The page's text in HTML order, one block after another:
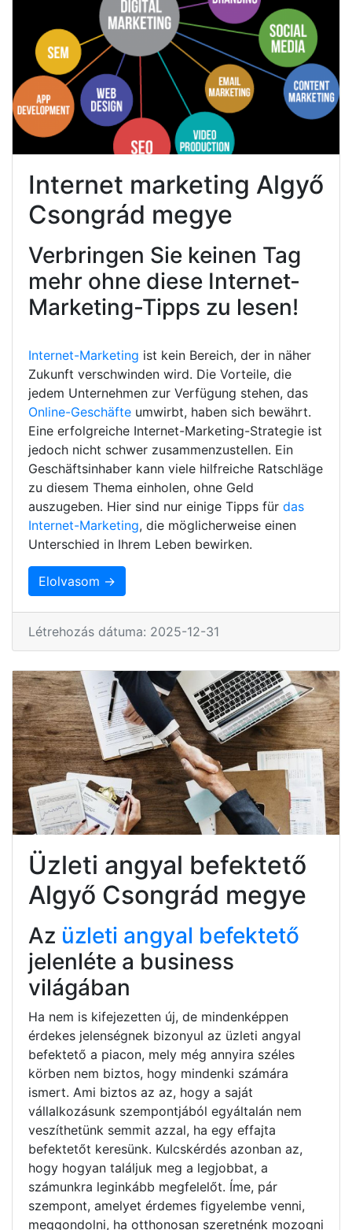
Internet marketing Algyő
Csongrád megye
Verbringen Sie keinen Tag
mehr ohne diese Internet-
Marketing-Tipps zu lesen!
Internet-Marketing ist kein Bereich, der in näher
Zukunft verschwinden wird. Die Vorteile, die
jedem Unternehmen zur Verfügung stehen, das
Online-Geschäfte umwirbt, haben sich bewährt.
Eine erfolgreiche Internet-Marketing-Strategie ist
jedoch nicht schwer zusammenzustellen. Ein
Geschäftsinhaber kann viele hilfreiche Ratschläge
zu diesem Thema einholen, ohne Geld
auszugeben. Hier sind nur einige Tipps für das
Internet-Marketing, die möglicherweise einen
Unterschied in Ihrem Leben bewirken.
Elolvasom →
Létrehozás dátuma: 2025-12-31
Üzleti angyal befektető
Algyő Csongrád megye
Az üzleti angyal befektető
jelenléte a business
világában
Ha nem is kifejezetten új, de mindenképpen
érdekes jelenségnek bizonyul az üzleti angyal
befektető a piacon, mely még annyira széles
körben nem biztos, hogy mindenki számára
ismert. Ami biztos az az, hogy a saját
vállalkozásunk szempontjából egyáltalán nem
veszíthetünk semmit azzal, ha egy effajta
befektetőt keresünk. Kulcskérdés azonban az,
hogy hogyan találjuk meg a legjobbat, a
számunkra leginkább megfelelőt. Íme, pár
szempont, amelyet érdemes figyelembe venni,
meggondolni, ha otthonosan szeretnénk mozogni